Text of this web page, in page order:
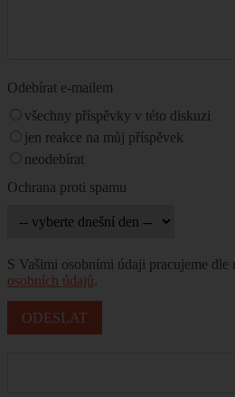
Odebírat e-mailem
všechny příspěvky v této diskuzi
jen reakce na můj příspěvek
neodebírat
Ochrana proti spamu
S Vašimi osobními údaji pracujeme dle
osobních údajů.